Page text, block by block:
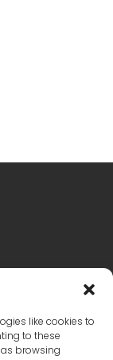
like cookies to
to these
browsing